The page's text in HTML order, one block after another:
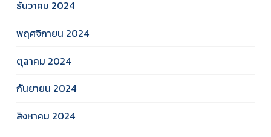
ธันวาคม 2024
พฤศจิกายน 2024
ตุลาคม 2024
กันยายน 2024
สิงหาคม 2024